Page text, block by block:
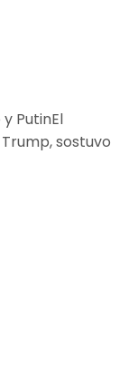
PutinEl
sostuvo